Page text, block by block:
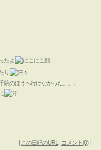
たよ
り
のほうへ行けなかった。。。
この日記のURL| コメント(0)|